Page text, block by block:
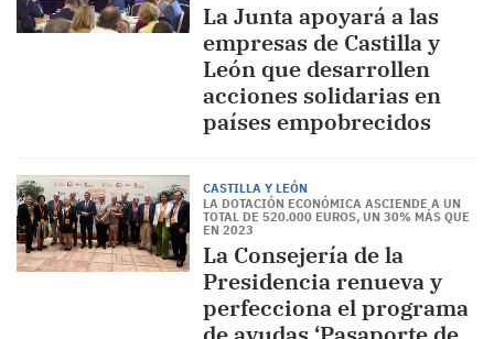
La Junta apoyará a las
empresas de Castilla y
León que desarrollen
acciones solidarias en
países empobrecidos
CASTILLA Y LEÓN
LA DOTACIÓN ECONÓMICA ASCIENDE A UN
TOTAL DE 520.000 EUROS, UN 30% MÁS QUE
EN 2023
La Consejería de la
Presidencia renueva y
perfecciona el programa